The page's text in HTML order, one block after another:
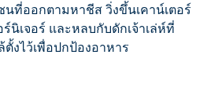
ที่ออกตามหาชีส วิ่งขึ้นเคาน์เตอร์
นิเจอร์ และหลบกับดักเจ้าเล่ห์ที่
ตั้งไว้เพื่อปกป้องอาหาร